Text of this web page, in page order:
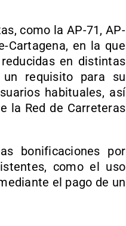
como la AP-71, AP-
Cartagena, en la que
en distintas
requisito para su
habituales, así
la Red de Carreteras
bonificaciones por
como el uso
el pago de un